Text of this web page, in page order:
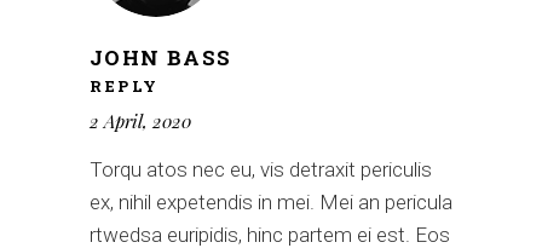
JOHN BASS
REPLY
2 April, 2020
Torqu atos nec eu, vis detraxit periculis
ex, nihil expetendis in mei. Mei an pericula
rtwedsa euripidis, hinc partem ei est. Eos